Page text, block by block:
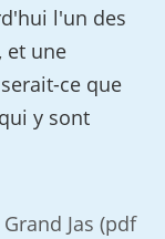
l'un des
et une
ce que
y sont
Jas (pdf